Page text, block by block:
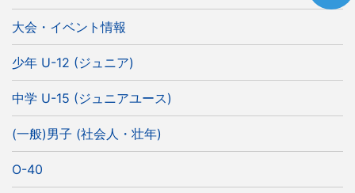
大会・イベント情報
少年 U-12 (ジュニア)
中学 U-15 (ジュニアユース)
(一般)男子 (社会人・壮年)
O-40